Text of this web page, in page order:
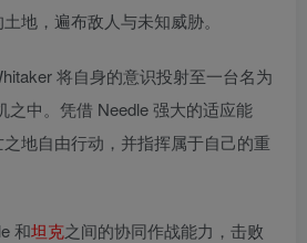
地，遍布敌人与未知威胁。
将自身的意识投射至一台名为
之中。凭借 Needle 强大的适应能
地自由行动，并指挥属于自己的重
和坦克之间的协同作战能力，击败